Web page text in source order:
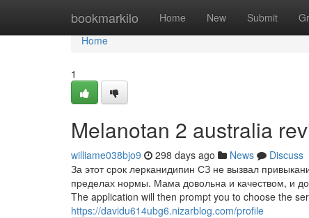
bookmarkilo Home New Submit
Home
Home
1
Melanotan 2 australia
williame038bjo9 298 days ago News
Discuss
За этот срок лерканидипин СЗ не вызвал
пределах нормы. Мама довольна и качеством, и
The application will then prompt you to choose the
https://davidu614ubg6.nizarblog.com/profile